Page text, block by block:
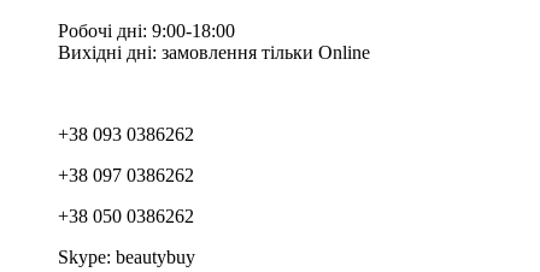
Робочі дні: 9:00-18:00
Вихідні дні: замовлення тільки Online
+38 093 0386262
+38 097 0386262
+38 050 0386262
Skype: beautybuy